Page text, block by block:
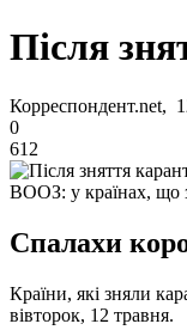
Після
Корреспондент.net,
0
612
ВООЗ: у країнах, що
Спалахи
Країни, які зняли
вівторок, 12 травня.